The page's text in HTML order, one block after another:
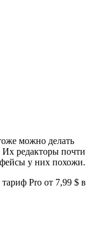
можно делать
Их редакторы почти
у них похожи.
Pro от 7,99 $ в